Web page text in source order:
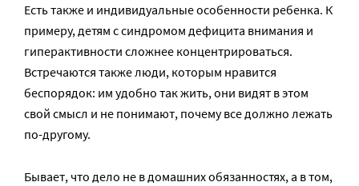
Есть также и индивидуальные особенности ребенка. К
примеру, детям с синдромом дефицита внимания и
гиперактивности сложнее концентрироваться.
Встречаются также люди, которым нравится
беспорядок: им удобно так жить, они видят в этом
свой смысл и не понимают, почему все должно лежать
по-другому.
Бывает, что дело не в домашних обязанностях, а в том,